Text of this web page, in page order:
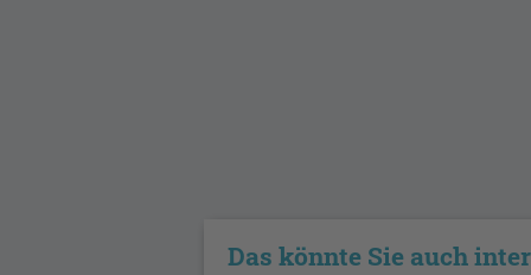
Das könnte Sie auch